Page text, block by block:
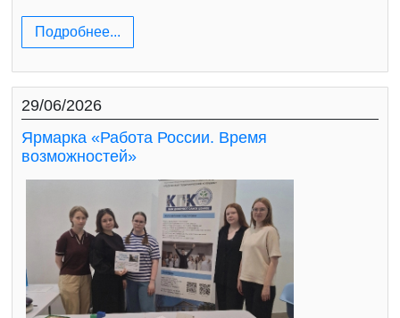
Подробнее...
29/06/2026
Ярмарка «Работа России. Время
возможностей»